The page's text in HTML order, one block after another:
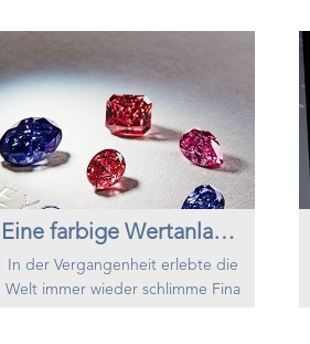
g sind und langfristiges Wachstum
bieten. Diamanten sind seit lange
m wertbeständig und daher die id
eale Wahl für diejenigen, die ihr A
nlageportfolio diversifizieren und i
hr Vermögen sc...
Eine farbige Wertanlage - Diamanten
In der Vergangenheit erlebte die
Welt immer wieder schlimme Fina